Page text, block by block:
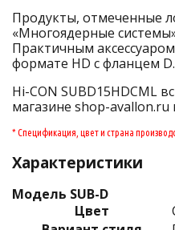
Продукты, отмеченные
«Многоядерные
Практичным
формате HD с фланцем D.
Hi-CON SUBD15HDCML
магазине shop-avallon.ru
* Спецификация, цвет и страна
Характеристики
Модель SUB-D
Цвет